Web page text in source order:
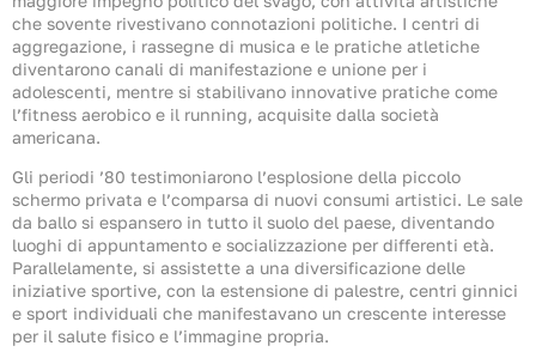
che sovente rivestivano connotazioni politiche. I centri di
aggregazione, i rassegne di musica e le pratiche atletiche
diventarono canali di manifestazione e unione per i
adolescenti, mentre si stabilivano innovative pratiche come
l’fitness aerobico e il running, acquisite dalla società
americana.
Gli periodi ’80 testimoniarono l’esplosione della piccolo
schermo privata e l’comparsa di nuovi consumi artistici. Le sale
da ballo si espansero in tutto il suolo del paese, diventando
luoghi di appuntamento e socializzazione per differenti età.
Parallelamente, si assistette a una diversificazione delle
iniziative sportive, con la estensione di palestre, centri ginnici
e sport individuali che manifestavano un crescente interesse
per il salute fisico e l’immagine propria.